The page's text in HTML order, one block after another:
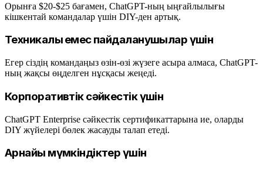
Орынға $20-$25 бағамен, ChatGPT-ның ыңғайлылығы
кішкентай командалар үшін DIY-ден артық.
Техникалық емес пайдаланушылар үшін
Егер сіздің командаңыз өзін-өзі жүзеге асыра алмаса, ChatGPT-
ның жақсы өңделген нұсқасы жеңеді.
Корпоративтік сәйкестік үшін
ChatGPT Enterprise сәйкестік сертификаттарына ие, оларды
DIY жүйелері бөлек жасауды талап етеді.
Арнайы мүмкіндіктер үшін